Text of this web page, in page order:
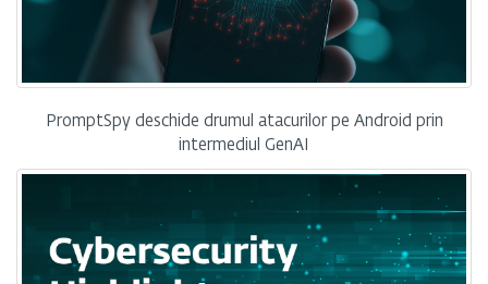
PromptSpy deschide drumul atacurilor pe Android prin
intermediul GenAI